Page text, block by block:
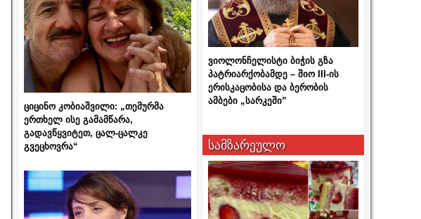
ციცინო კობიაშვილი: „თემურმა
ერთხელ ისე გამამწარა,
გადავწყვიტეთ, ცალ-ცალკე
გვეცხოვრა“
ვიოლონჩელისტი ბიჭის გზა
პატრიარქობამდე – შიო III-ის
ერისკაცობისა და ბერობის
ამბები „სარკეში”
სამზარეულო